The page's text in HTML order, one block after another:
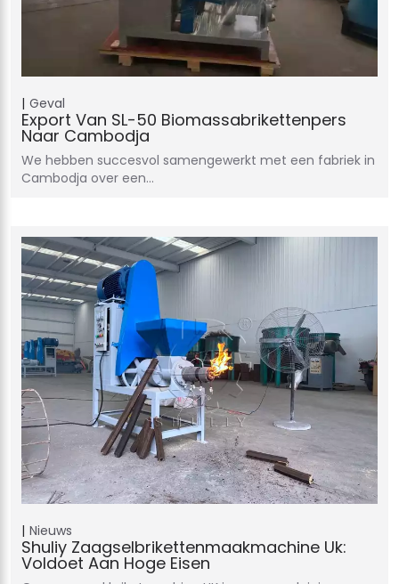
Geval
Export Van SL-50 Biomassabrikettenpers
Naar Cambodja
We hebben succesvol samengewerkt met een fabriek in
Cambodja over een…
Nieuws
Shuliy Zaagselbrikettenmaakmachine Uk:
Voldoet Aan Hoge Eisen